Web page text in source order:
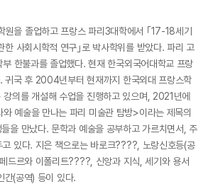
원을 졸업하고 프랑스 파리3대학에서 ｢17-18세기
한 사회시학적 연구｣로 박사학위를 받았다. 파리 고
한불과를 졸업했다. 현재 한국외국어대학교 프랑
귀국 후 2004년부터 현재까지 한국외대 프랑스학
의를 개설해 수업을 진행하고 있으며, 2021년에
예술을 만나는 파리 미술관 탐방>이라는 제목의
을 만났다. 문학과 예술을 공부하고 가르치면서, 주
있다. 지은 책으로는 바로크????, 노랑신호등(공
드르와 이폴리트????, 신앙과 지식, 세기와 용서
간(공역) 등이 있다.